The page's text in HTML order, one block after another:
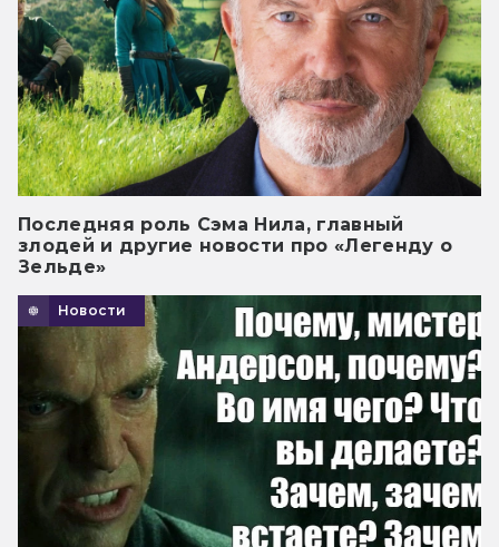
Последняя роль Сэма Нила, главный
злодей и другие новости про «Легенду о
Зельде»
Новости